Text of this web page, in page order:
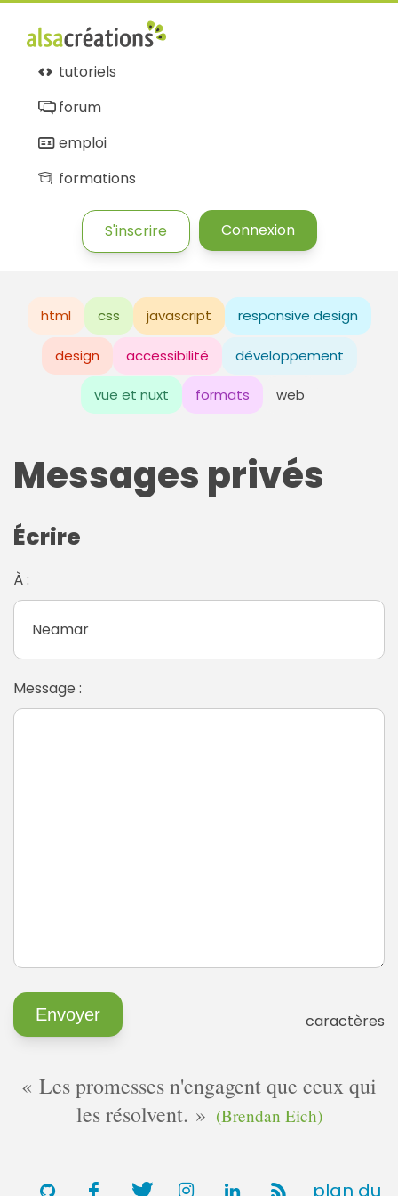
tutoriels
forum
emploi
formations
S'inscrire Connexion
html css javascript responsive design
design accessibilité développement
vue et nuxt formats web
Messages privés
Écrire
À :
Message :
caractères
Les promesses n'engagent que ceux qui
les résolvent.
(Brendan Eich)
plan du